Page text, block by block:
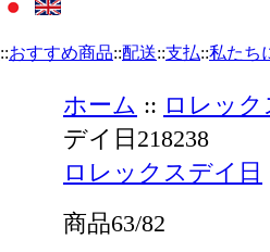
::おすすめ商品::配送::支払::私たち
ホーム :: ロレック
デイ日218238
ロレックスデイ日
商品63/82